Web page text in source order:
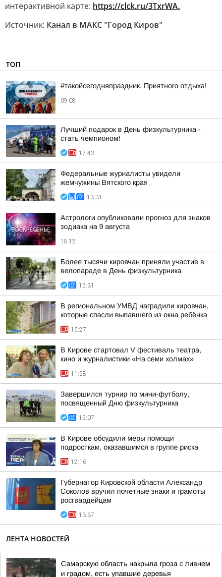
интерактивной карте: https://clck.ru/3TxrWA.
Источник: Канал в МАКС "Город Киров"
ТОП
#такойсегодняпраздник. Приятного отдыха!
09:08
Лучший подарок в День физкультурника -
стать чемпионом!
17:43
Федеральные журналисты увидели
жемчужины Вятского края
13:31
Астрологи опубликовали прогноз для знаков
зодиака на 9 августа
18:12
Более тысячи кировчан приняли участие в
велопараде в День физкультурника
15:31
В региональном УМВД наградили кировчан,
которые спасли выпавшего из окна ребёнка
15:27
В Кирове стартовал V фестиваль театра,
кино и журналистики «На семи холмах»
11:58
Завершился турнир по мини-футболу,
посвященный Дню физкультурника
15:07
В Кирове обсудили меры помощи
подросткам, оказавшимся в группе риска
12:16
Губернатор Кировской области Александр
Соколов вручил почетные знаки и грамоты
росгвардейцам
13:37
ЛЕНТА НОВОСТЕЙ
Самарскую область накрыла гроза с ливнем
и градом, есть упавшие деревья